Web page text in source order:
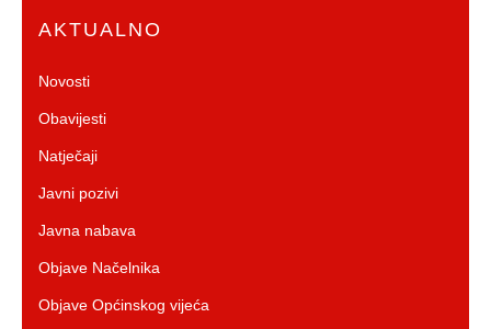
AKTUALNO
Novosti
Obavijesti
Natječaji
Javni pozivi
Javna nabava
Objave Načelnika
Objave Općinskog vijeća